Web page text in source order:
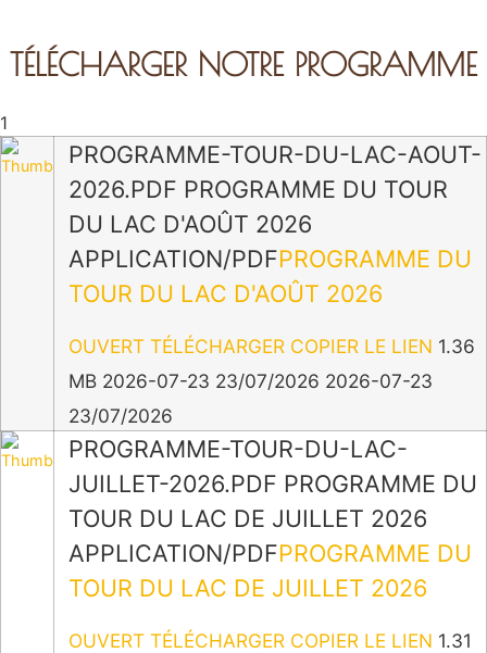
TÉLÉCHARGER NOTRE PROGRAMME
1
PROGRAMME-TOUR-DU-LAC-AOUT-
2026.PDF PROGRAMME DU TOUR
DU LAC D'AOÛT 2026
APPLICATION/PDFPROGRAMME DU
TOUR DU LAC D'AOÛT 2026
OUVERT TÉLÉCHARGER COPIER LE LIEN 1.36
MB 2026-07-23 23/07/2026 2026-07-23
23/07/2026
PROGRAMME-TOUR-DU-LAC-
JUILLET-2026.PDF PROGRAMME DU
TOUR DU LAC DE JUILLET 2026
APPLICATION/PDFPROGRAMME DU
TOUR DU LAC DE JUILLET 2026
OUVERT TÉLÉCHARGER COPIER LE LIEN 1.31